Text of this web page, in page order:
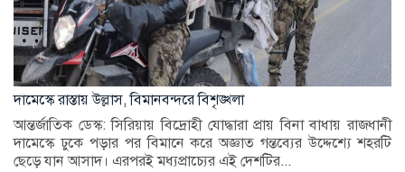
দামেস্কে রাস্তায় উল্লাস, বিমানবন্দরে বিশৃঙ্খলা
আন্তর্জাতিক ডেস্ক: সিরিয়ায় বিদ্রোহী যোদ্ধারা প্রায় বিনা বাধায় রাজধানী
দামেস্কে ঢুকে পড়ার পর বিমানে করে অজ্ঞাত গন্তব্যের উদ্দেশ্যে শহরটি
ছেড়ে যান আসাদ। এরপরই মধ্যপ্রাচ্যের এই দেশটির...